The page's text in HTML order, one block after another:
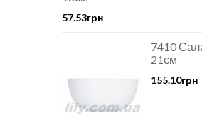
57.53грн
7410
21см
155.10грн